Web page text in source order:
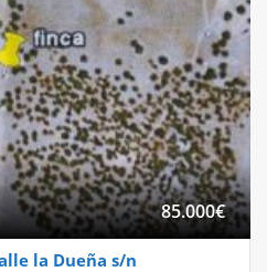
85.000€
la Dueña s/n